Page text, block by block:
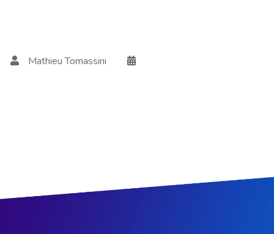
Mathieu Tomassini